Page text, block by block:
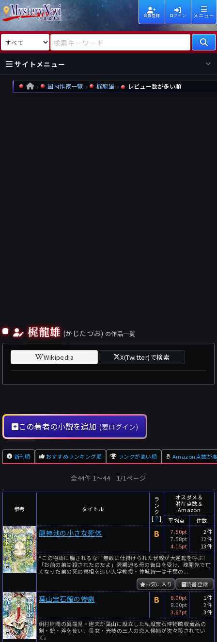
会員登録 ログイン メニュー
検索対象 検索キーワード
サイトメニュー
国内
海外
新着
HOME 国内作家一覧 梶龍雄 レビュー数が多い順
梶龍雄 (かじたつお) の作品一覧
Wikipedia X(Twitter)で検索
この著者の小説を追加 (要ログイン)
新刊順 おすすめランキング順 ランクが高い順 Amazon点数が
全44件 1〜44 1/1ページ
参考 タイトル
ラ
ン
ク
[ ？]
オスダメ＆
潜在点数＆
Amazon
平均点
件数
龍神池の小さな死体 B
7.50pt
7.58pt
4.15pt
2件
12件
13件
“この物語に騙されるな! "無数に仕掛けられた伏線が大逆転を呼ぶ!
「お前の弟は殺されたのだよ」死期迫る母の告白を受け、疎開先で亡
くなった弟の死の真相を追い大学教授・仲城智一は千葉の...
読書登録
お気に入り
葉山宝石館の惨劇 B
8.00pt
8.00pt
3.67pt
1件
2件
3件
帆村財閥の異端児・建夫が葉山に設立した私設宝石博物館――収蔵品の
剣・銃・斧を使い、長女・光枝の三人の恋人候補が次々殺されてい
く。